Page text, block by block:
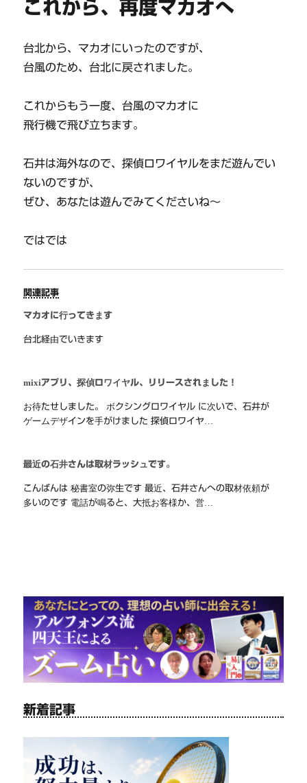
これから、再度マカオへ
台北から、マカオにいったのですが、
台風のため、台北に戻されました。
これからもう一度、台風のマカオに
飛行機で飛び立ちます。
石井は海外なので、探偵ロワイヤルをまだ遊んでい
ないのですが、
ぜひ、あなたは遊んでみてくださいね～
ではでは
関連記事
マカオに行ってきます
台北経由でいきます
mixiアプリ、探偵ロワイヤル、リリースされました！
お待たせしました。 ボクシングロワイヤル に次いで、石井が
ゲームデザインを手がけました 探偵ロワイヤ…
最近の石井さんは取材ラッシュです。
こんばんは 秘書室の弥生です 最近、石井さんへの取材依頼が
多いのです 電話が鳴ると、大抵お客様か、営…
新着記事